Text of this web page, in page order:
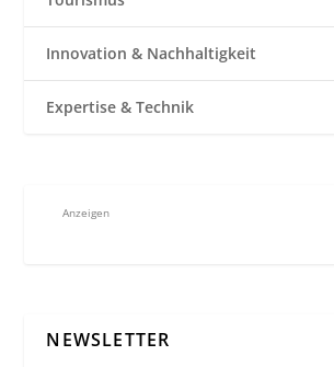
Innovation & Nachhaltigkeit
Expertise & Technik
Anzeigen
NEWSLETTER